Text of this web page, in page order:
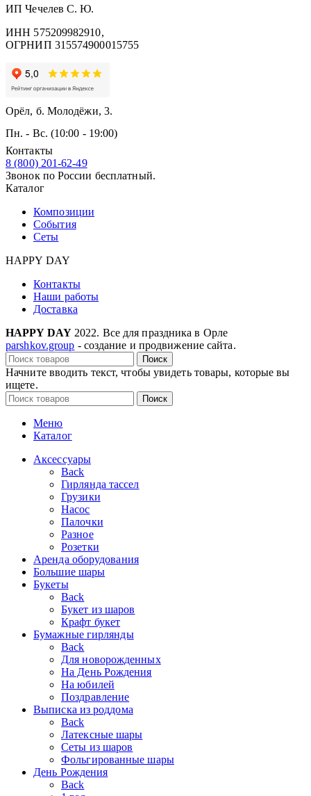
ИП Чечелев С. Ю.
ИНН 575209982910,
ОГРНИП 315574900015755
Орёл, б. Молодёжи, 3.
Пн. - Вс. (10:00 - 19:00)
Контакты
8 (800) 201-62-49
Звонок по России бесплатный.
Каталог
Композиции
События
Сеты
HAPPY DAY
Контакты
Наши работы
Доставка
HAPPY DAY 2022. Все для праздника в Орле
parshkov.group - создание и продвижение сайта.
Поиск
Начните вводить текст, чтобы увидеть товары, которые вы
ищете.
Поиск
Меню
Каталог
Аксессуары
Back
Гирлянда тассел
Грузики
Насос
Палочки
Разное
Розетки
Аренда оборудования
Большие шары
Букеты
Back
Букет из шаров
Крафт букет
Бумажные гирлянды
Back
Для новорожденных
На День Рождения
На юбилей
Поздравление
Выписка из роддома
Back
Латексные шары
Сеты из шаров
Фольгированные шары
День Рождения
Back